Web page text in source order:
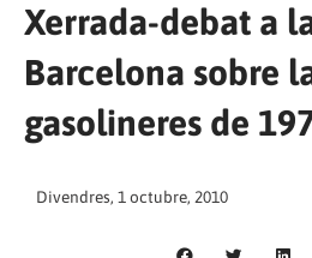
Xerrada-debat a
Barcelona sobre
gasolineres de
Divendres, 1 octubre, 2010